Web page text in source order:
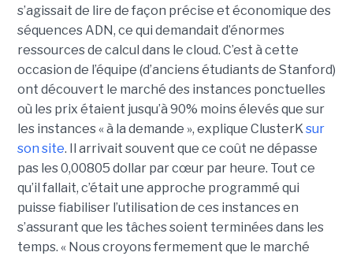
s’agissait de lire de façon précise et économique des
séquences ADN, ce qui demandait d’énormes
ressources de calcul dans le cloud. C’est à cette
occasion de l’équipe (d’anciens étudiants de Stanford)
ont découvert le marché des instances ponctuelles
où les prix étaient jusqu’à 90% moins élevés que sur
les instances « à la demande », explique ClusterKsur
son site. Il arrivait souvent que ce coût ne dépasse
pas les 0,00805 dollar par cœur par heure. Tout ce
qu’il fallait, c’était une approche programmé qui
puisse fiabiliser l’utilisation de ces instances en
s’assurant que les tâches soient terminées dans les
temps. « Nous croyons fermement que le marché